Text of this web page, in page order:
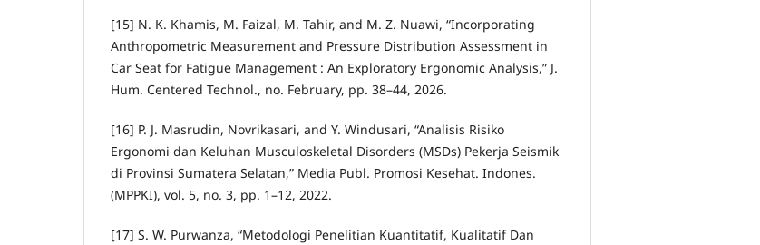
[15] N. K. Khamis, M. Faizal, M. Tahir, and M. Z. Nuawi, “Incorporating
Anthropometric Measurement and Pressure Distribution Assessment in
Car Seat for Fatigue Management : An Exploratory Ergonomic Analysis,” J.
Hum. Centered Technol., no. February, pp. 38–44, 2026.
[16] P. J. Masrudin, Novrikasari, and Y. Windusari, “Analisis Risiko
Ergonomi dan Keluhan Musculoskeletal Disorders (MSDs) Pekerja Seismik
di Provinsi Sumatera Selatan,” Media Publ. Promosi Kesehat. Indones.
(MPPKI), vol. 5, no. 3, pp. 1–12, 2022.
[17] S. W. Purwanza, “Metodologi Penelitian Kuantitatif, Kualitatif Dan